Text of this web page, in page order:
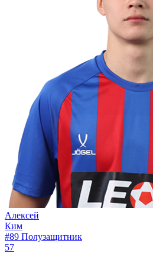
Алексей
Ким
#89 Полузащитник
57